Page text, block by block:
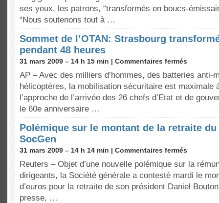
ses yeux, les patrons, “transformés en boucs-
“Nous soutenons tout à …
Sommet de l’OTAN: Strasbourg
pendant 48 heures
31 mars 2009 – 14 h 15 min | Commentaires fermés
AP – Avec des milliers d’hommes, des batteries anti-
hélicoptères, la mobilisation sécuritaire est maximale
l’approche de l’arrivée des 26 chefs d’Etat et de
le 60e anniversaire …
Polémique sur le montant de la retraite
SocGen
31 mars 2009 – 14 h 14 min | Commentaires fermés
Reuters – Objet d’une nouvelle polémique sur la
dirigeants, la Société générale a contesté mardi le
d’euros pour la retraite de son président Daniel
presse, …